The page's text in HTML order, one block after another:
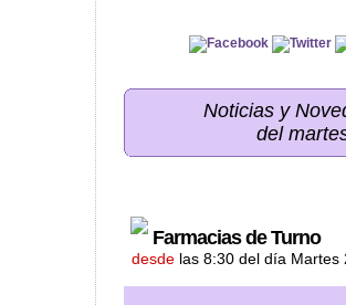
Noticias y
del
Farmacias de Turno
desde las 8:30 del día Martes